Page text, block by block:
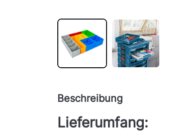
Beschreibung
Lieferumfang: